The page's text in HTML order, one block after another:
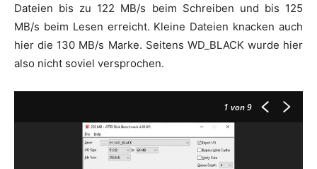
Dateien bis zu 122 MB/s beim Schreiben und bis 125
MB/s beim Lesen erreicht. Kleine Dateien knacken auch
hier die 130 MB/s Marke. Seitens WD_BLACK wurde hier
also nicht soviel versprochen.
1 von 9